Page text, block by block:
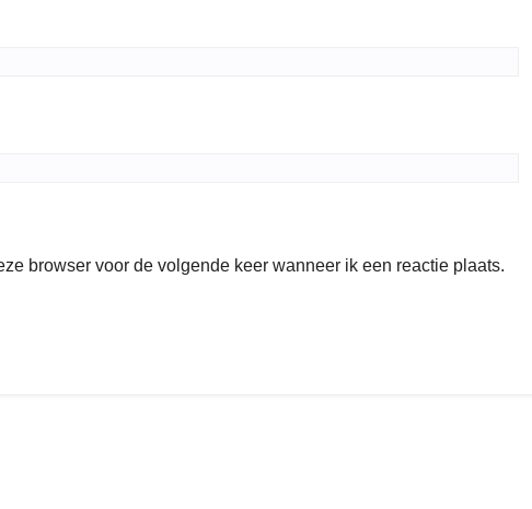
browser voor de volgende keer wanneer ik een reactie plaats.